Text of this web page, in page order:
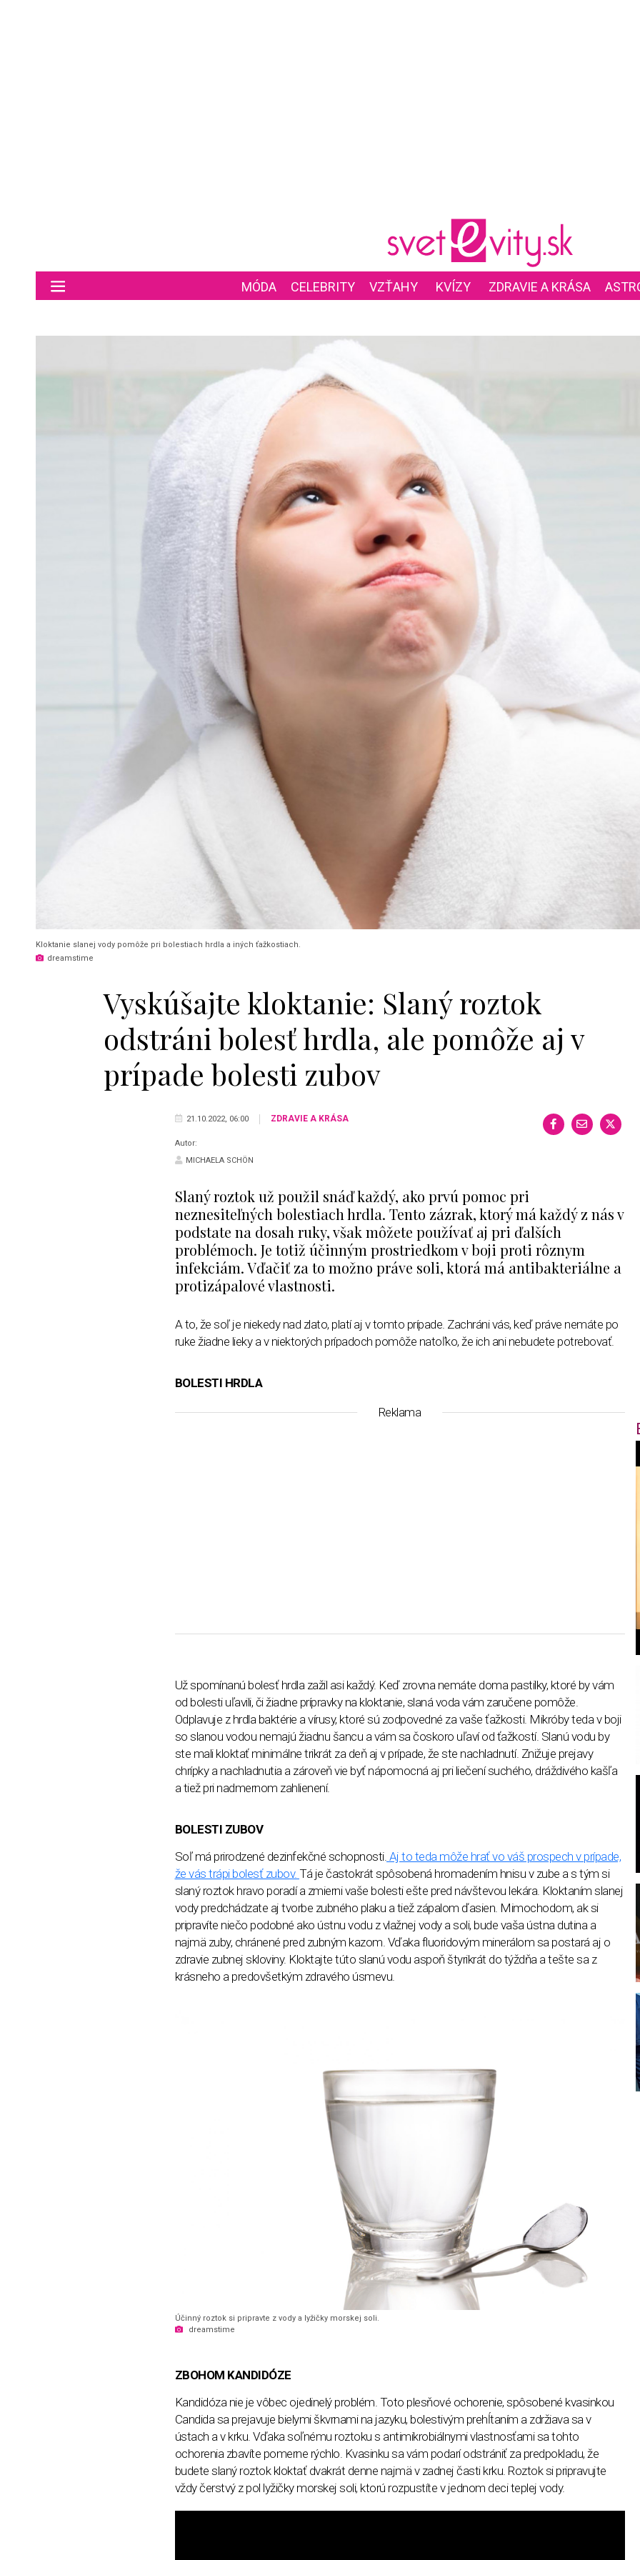
MÓDA CELEBRITY VZŤAHY KVÍZY ZDRAVIE A KRÁSA
Kloktanie slanej vody pomôže pri bolestiach hrdla a iných ťažkostiach.
dreamstime
Vyskúšajte kloktanie: Slaný roztok
odstráni bolesť hrdla, ale pomôže aj v
prípade bolesti zubov
21.10.2022, 06:00 ZDRAVIE A KRÁSA
Autor:
MICHAELA SCHÖN
Slaný roztok už použil snáď každý, ako prvú pomoc pri
neznesiteľných bolestiach hrdla. Tento zázrak, ktorý má každý z nás v
podstate na dosah ruky, však môžete používať aj pri ďalších
problémoch. Je totiž účinným prostriedkom v boji proti rôznym
infekciám. Vďačiť za to možno práve soli, ktorá má antibakteriálne a
protizápalové vlastnosti.
A to, že soľ je niekedy nad zlato, platí aj v tomto prípade. Zachráni vás, keď práve nemáte po
ruke žiadne lieky a v niektorých prípadoch pomôže natoľko, že ich ani nebudete potrebovať.
BOLESTI HRDLA
Reklama
Už spomínanú bolesť hrdla zažil asi každý. Keď zrovna nemáte doma pastilky, ktoré by vám
od bolesti uľavili, či žiadne prípravky na kloktanie, slaná voda vám zaručene pomôže.
Odplavuje z hrdla baktérie a vírusy, ktoré sú zodpovedné za vaše ťažkosti. Mikróby teda v boji
so slanou vodou nemajú žiadnu šancu a vám sa čoskoro uľaví od ťažkostí. Slanú vodu by
ste mali kloktať minimálne trikrát za deň aj v prípade, že ste nachladnutí. Znižuje prejavy
chrípky a nachladnutia a zároveň vie byť nápomocná aj pri liečení suchého, dráždivého kašľa
a tiež pri nadmernom zahlienení.
BOLESTI ZUBOV
Soľ má prirodzené dezinfekčné schopnosti. Aj to teda môže hrať vo váš prospech v prípade,
že vás trápi bolesť zubov. Tá je častokrát spôsobená hromadením hnisu v zube a s tým si
slaný roztok hravo poradí a zmierni vaše bolesti ešte pred návštevou lekára. Kloktaním slanej
vody predchádzate aj tvorbe zubného plaku a tiež zápalom ďasien. Mimochodom, ak si
pripravíte niečo podobné ako ústnu vodu z vlažnej vody a soli, bude vaša ústna dutina a
najmä zuby, chránené pred zubným kazom. Vďaka fluoridovým minerálom sa postará aj o
zdravie zubnej skloviny. Kloktajte túto slanú vodu aspoň štyrikrát do týždňa a tešte sa z
krásneho a predovšetkým zdravého úsmevu.
Účinný roztok si pripravte z vody a lyžičky morskej soli.
dreamstime
ZBOHOM KANDIDÓZE
Kandidóza nie je vôbec ojedinelý problém. Toto plesňové ochorenie, spôsobené kvasinkou
Candida sa prejavuje bielymi škvrnami na jazyku, bolestivým prehĺtaním a zdržiava sa v
ústach a v krku. Vďaka soľnému roztoku s antimikrobiálnymi vlastnosťami sa tohto
ochorenia zbavíte pomerne rýchlo. Kvasinku sa vám podarí odstrániť za predpokladu, že
budete slaný roztok kloktať dvakrát denne najmä v zadnej časti krku. Roztok si pripravujte
vždy čerstvý z pol lyžičky morskej soli, ktorú rozpustíte v jednom deci teplej vody.
f
s